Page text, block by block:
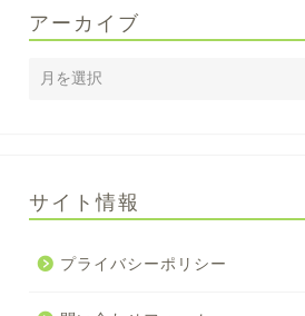
アーカイブ
サイト情報
プライバシーポリシー